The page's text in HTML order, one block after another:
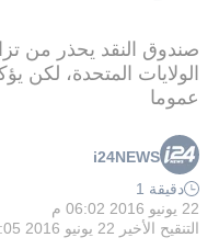
صندوق النقد يحذر من
الولايات المتحدة، لكن
عموما
i24NEWS
دقيقة 1
22 يونيو 2016 06:02 م
التنقيح الأخير 22 يونيو 2016 06:05 م